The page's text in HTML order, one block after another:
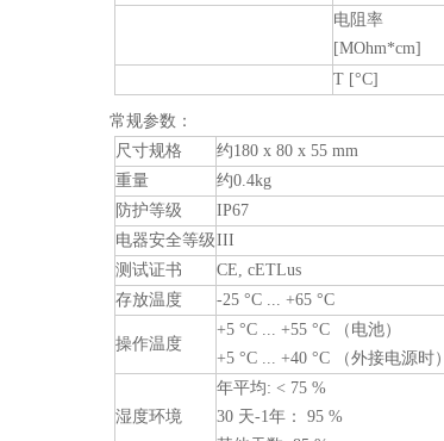
电阻率
[MOhm*cm]
T [°C]
常规参数：
尺寸规格
约180 x 80 x 55 mm
重量
约0.4kg
防护等级
IP67
电器安全等级III
测试证书
CE, cETLus
存放温度
-25 °C ... +65 °C
操作温度
+5 °C ... +55 °C （电池）
+5 °C ... +40 °C （外接电源时）
湿度环境
年平均: < 75 %
30 天-1年： 95 %